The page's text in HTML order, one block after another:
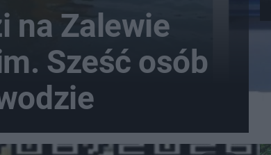
na Zalewie
Sześć osób